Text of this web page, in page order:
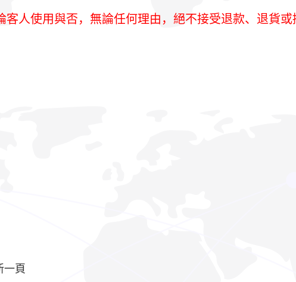
人使用與否，無論任何理由，絕不接受退款、退貨或
一頁